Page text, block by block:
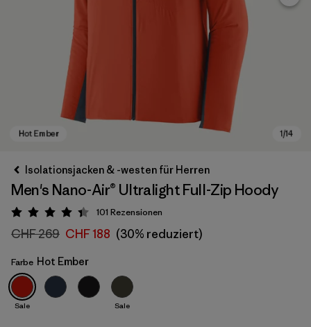
Hot Ember
Isolationsjacken & -westen für Herren
Men's Nano-Air® Ultralight Full-Zip Hoody
Bewertung: 4.4 / 5
101 Rezensionen
CHF 269 CHF 188 (30% reduziert)
Farbe Hot Ember
Sale Sale